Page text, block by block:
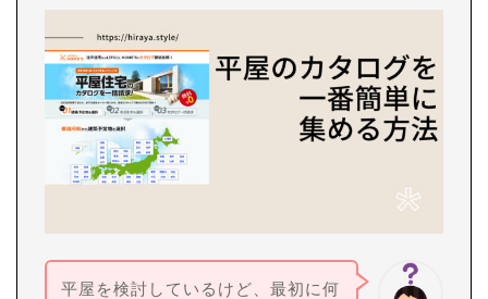
平屋を検討しているけど、最初に何